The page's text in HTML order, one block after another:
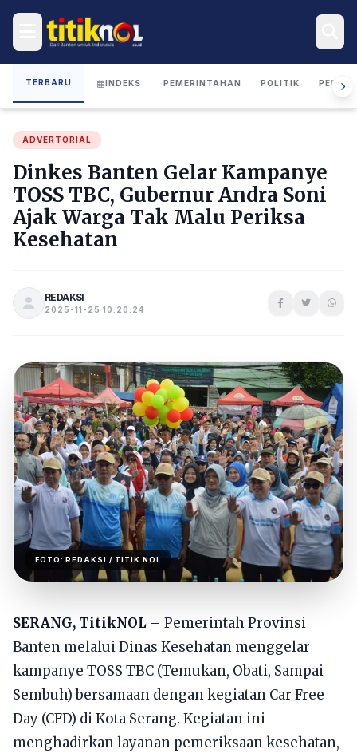
TERBARU INDEKS PEMERINTAHAN POLITIK
ADVERTORIAL
Dinkes Banten Gelar Kampanye
TOSS TBC, Gubernur Andra Soni
Ajak Warga Tak Malu Periksa
Kesehatan
REDAKSI
2025-11-25 10:20:24
FOTO:REDAKSI / TITIK NOL
SERANG, TitikNOL – Pemerintah Provinsi
Banten melalui Dinas Kesehatan menggelar
kampanye TOSS TBC (Temukan, Obati, Sampai
Sembuh) bersamaan dengan kegiatan Car Free
Day (CFD) di Kota Serang. Kegiatan ini
menghadirkan layanan pemeriksaan kesehatan,